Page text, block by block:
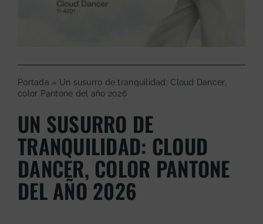
Contacto
Portada » Un susurro de tranquilidad: Cloud Dancer,
color Pantone del año 2026
UN SUSURRO DE
TRANQUILIDAD: CLOUD
DANCER, COLOR PANTONE
DEL AÑO 2026